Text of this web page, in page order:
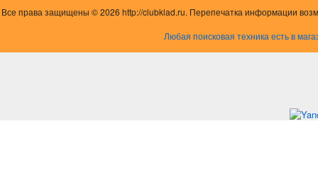
Все права защищены © 2026 http://clubklad.ru. Перепечатка информации
Любая поисковая техника есть в